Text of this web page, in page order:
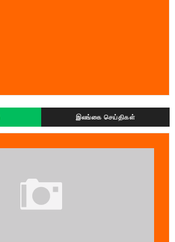
இலங்கை செய்திகள்